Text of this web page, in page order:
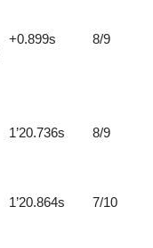
+0.899s 8/9
1’20.736s 8/9
1’20.864s 7/10